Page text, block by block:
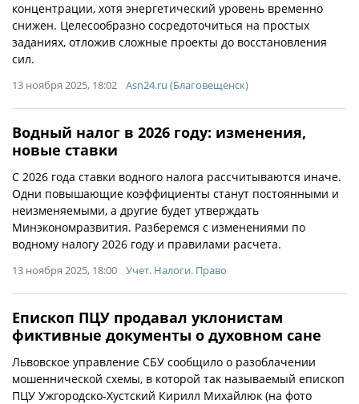
концентрации, хотя энергетический уровень временно
снижен. Целесообразно сосредоточиться на простых
заданиях, отложив сложные проекты до восстановления
сил.
13 ноября 2025, 18:02 Asn24.ru (Благовещенск)
Водный налог в 2026 году: изменения,
новые ставки
С 2026 года ставки водного налога рассчитываются иначе.
Одни повышающие коэффициенты станут постоянными и
неизменяемыми, а другие будет утверждать
Минэкономразвития. Разберемся с изменениями по
водному налогу 2026 году и правилами расчета.
13 ноября 2025, 18:00 Учет. Налоги. Право
Епископ ПЦУ продавал уклонистам
фиктивные документы о духовном сане
Львовское управление СБУ сообщило о разоблачении
мошеннической схемы, в которой так называемый епископ
ПЦУ Ужгородско-Хустский Кирилл Михайлюк (на фото